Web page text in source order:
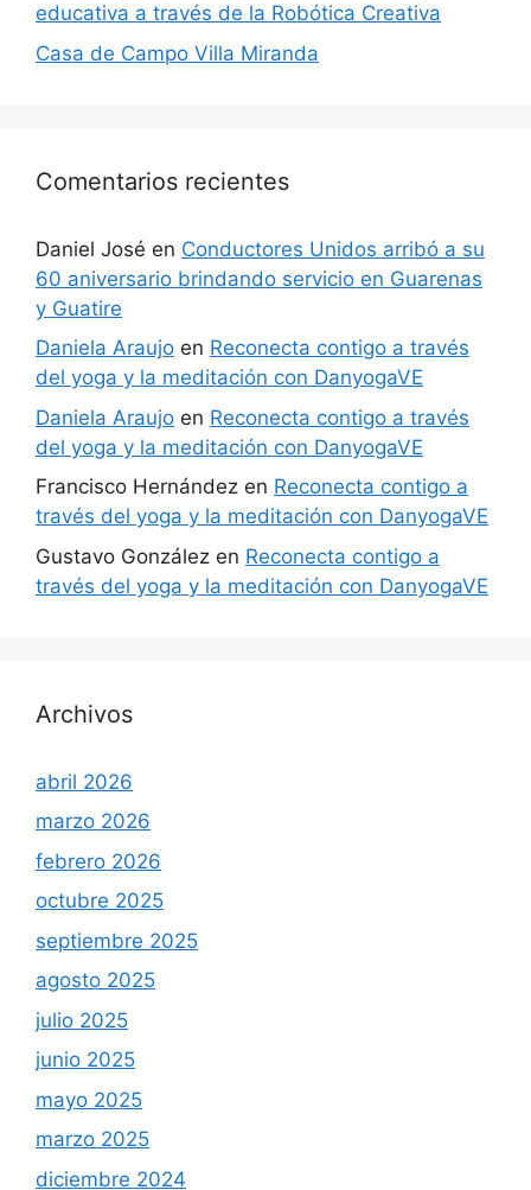
educativa a través de la Robótica Creativa
Casa de Campo Villa Miranda
Comentarios recientes
Daniel José en Conductores Unidos arribó a su
60 aniversario brindando servicio en Guarenas
y Guatire
Daniela Araujo en Reconecta contigo a través
del yoga y la meditación con DanyogaVE
Daniela Araujo en Reconecta contigo a través
del yoga y la meditación con DanyogaVE
Francisco Hernández en Reconecta contigo a
través del yoga y la meditación con DanyogaVE
Gustavo González en Reconecta contigo a
través del yoga y la meditación con DanyogaVE
Archivos
abril 2026
marzo 2026
febrero 2026
octubre 2025
septiembre 2025
agosto 2025
julio 2025
junio 2025
mayo 2025
marzo 2025
diciembre 2024